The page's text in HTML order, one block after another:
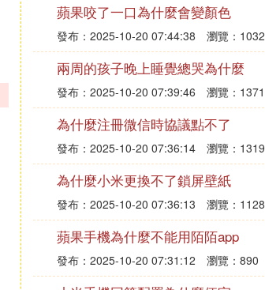
蘋果咬了一口為什麼會變顏色
發布：2025-10-20 07:44:38 瀏覽：1032
兩周的孩子晚上睡覺總哭為什麼
發布：2025-10-20 07:39:46 瀏覽：1371
為什麼注冊微信時協議點不了
發布：2025-10-20 07:36:14 瀏覽：1319
為什麼小米更換不了鎖屏壁紙
發布：2025-10-20 07:36:13 瀏覽：1128
蘋果手機為什麼不能用陌陌app
發布：2025-10-20 07:31:12 瀏覽：890